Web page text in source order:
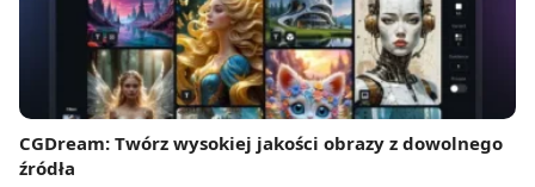
CGDream: Twórz wysokiej jakości obrazy z dowolnego
źródła